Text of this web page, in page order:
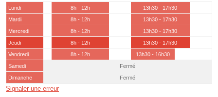
Lundi 8h - 12h
13h30 - 17h30
Mardi
8h - 12h
13h30 - 17h30
Mercredi
8h - 12h
13h30 - 17h30
Jeudi
8h - 12h
13h30 - 17h30
Vendredi
8h - 12h
13h30 - 16h30
Samedi
Fermé
Dimanche
Fermé
Signaler une erreur